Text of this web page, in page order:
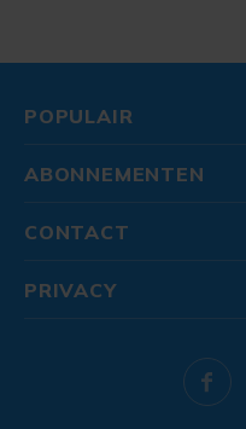
POPULAIR
ABONNEMENTEN
CONTACT
PRIVACY